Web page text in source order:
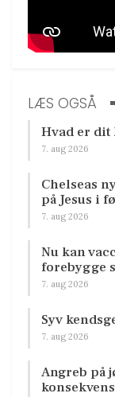
LÆS OGSÅ
Hvad er dit
7. aug 2026
Chelseas
på Jesus i
7. aug 2026
Nu kan
forebygge
7. aug 2026
Syv
7. aug 2026
Angreb på